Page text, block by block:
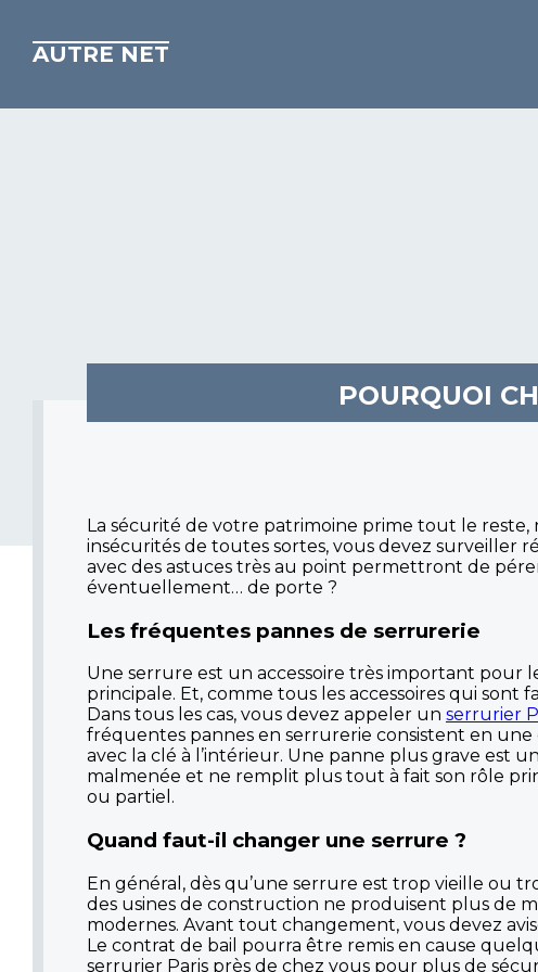
AUTRE NET
POURQUOI
La sécurité de votre patrimoine prime tout le reste,
insécurités de toutes sortes, vous devez surveiller
avec des astuces très au point permettront de
éventuellement… de porte ?
Les fréquentes pannes de serrurerie
Une serrure est un accessoire très important
principale. Et, comme tous les accessoires qui sont
Dans tous les cas, vous devez appeler un serrurier
fréquentes pannes en serrurerie consistent en
avec la clé à l’intérieur. Une panne plus grave est
malmenée et ne remplit plus tout à fait son rôle
ou partiel.
Quand faut-il changer une serrure ?
En général, dès qu’une serrure est trop vieille ou
des usines de construction ne produisent plus de
modernes. Avant tout changement, vous devez
Le contrat de bail pourra être remis en cause
serrurier Paris près de chez vous pour plus de